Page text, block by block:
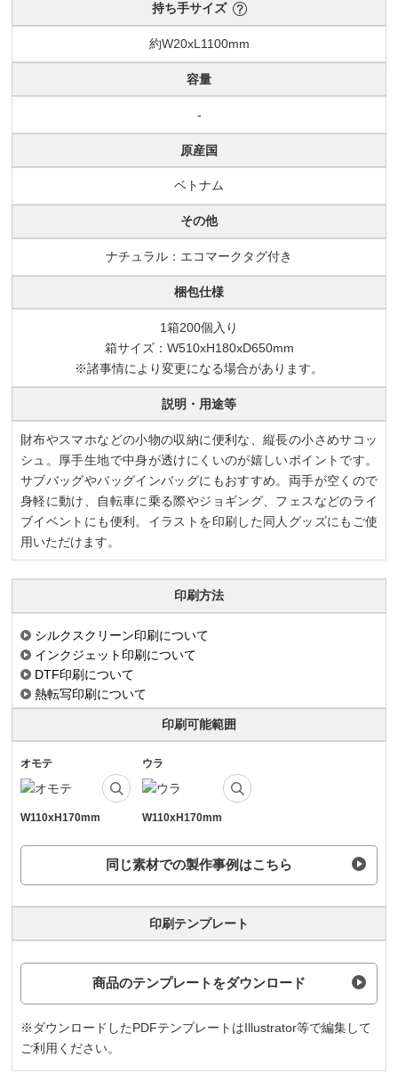
持ち手サイズ
約W20xL1100mm
容量
-
原産国
ベトナム
その他
ナチュラル：エコマークタグ付き
梱包仕様
1箱200個入り
箱サイズ：W510xH180xD650mm
※諸事情により変更になる場合があります。
説明・用途等
財布やスマホなどの小物の収納に便利な、縦長の小さめサコッ
シュ。厚手生地で中身が透けにくいのが嬉しいポイントです。
サブバッグやバッグインバッグにもおすすめ。両手が空くので
身軽に動け、自転車に乗る際やジョギング、フェスなどのライ
ブイベントにも便利。イラストを印刷した同人グッズにもご使
用いただけます。
印刷方法
シルクスクリーン印刷について
インクジェット印刷について
DTF印刷について
熱転写印刷について
印刷可能範囲
オモテ
W110xH170mm
ウラ
W110xH170mm
同じ素材での製作事例はこちら
印刷テンプレート
商品のテンプレートをダウンロード
※ダウンロードしたPDFテンプレートはIllustrator等で編集して
ご利用ください。